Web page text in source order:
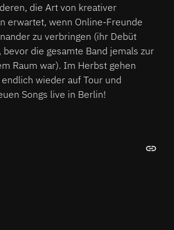
die Art von kreativer
erwartet, wenn Online-Freunde
zu verbringen (ihr Debüt
die gesamte Band jemals zur
Raum war). Im Herbst gehen
wieder auf Tour und
Songs live in Berlin!